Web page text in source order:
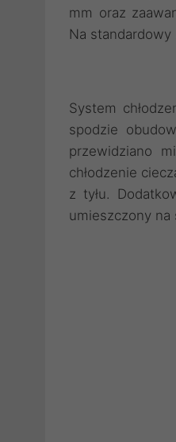
mm oraz
Na
System
spodzie
przewidziano
chłodzenie
z tyłu.
umieszczony na